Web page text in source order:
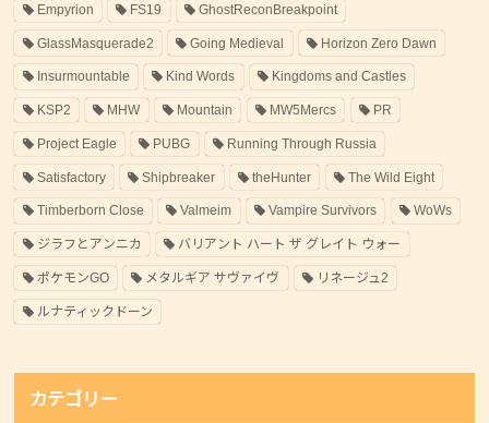
Empyrion FS19 GhostReconBreakpoint
GlassMasquerade2 Going Medieval Horizon Zero Dawn
Insurmountable Kind Words Kingdoms and Castles
KSP2 MHW Mountain MW5Mercs PR
Project Eagle PUBG Running Through Russia
Satisfactory Shipbreaker theHunter The Wild Eight
Timberborn Close Valmeim Vampire Survivors WoWs
ジラフとアンニカ バリアント ハート ザ グレイト ウォー
ポケモンGO メタルギア サヴァイヴ リネージュ2
ルナティックドーン
カテゴリー